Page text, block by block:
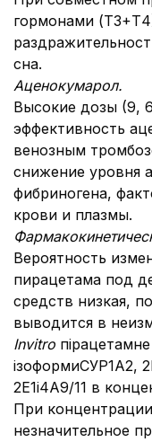
гормонами
сна.
Аценокумарол.
Высокие дозы (9,
эффективность
венозным
снижение уровня
фибриногена,
крови и плазмы.
Вероятность
пирацетама под
средств низкая,
выводится в
Invitro
ізоформиСУР1А2,
2E1i4A9/11 в
При
незначительное